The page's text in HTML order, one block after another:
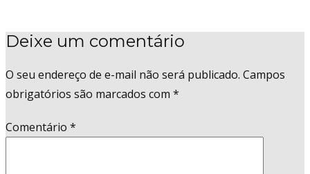
Deixe um comentário
O seu endereço de e-mail não será publicado. Campos
obrigatórios são marcados com *
Comentário *